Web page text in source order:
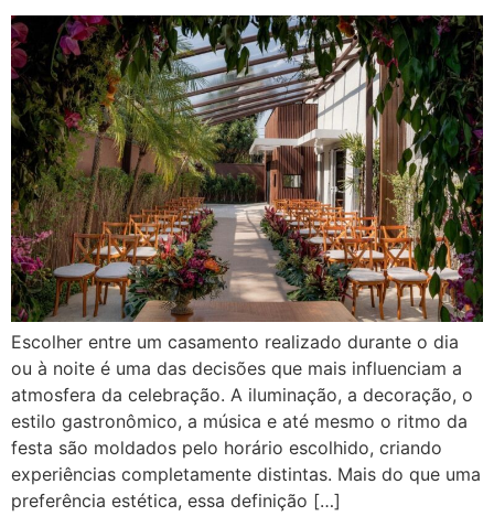
Escolher entre um casamento realizado durante o dia
ou à noite é uma das decisões que mais influenciam a
atmosfera da celebração. A iluminação, a decoração, o
estilo gastronômico, a música e até mesmo o ritmo da
festa são moldados pelo horário escolhido, criando
experiências completamente distintas. Mais do que uma
preferência estética, essa definição […]